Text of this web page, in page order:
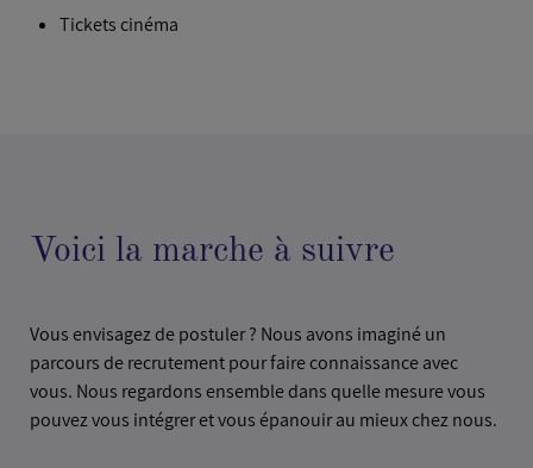
Tickets cinéma
Voici la marche à suivre
Vous envisagez de postuler ? Nous avons imaginé un
parcours de recrutement pour faire connaissance avec
vous. Nous regardons ensemble dans quelle mesure vous
pouvez vous intégrer et vous épanouir au mieux chez nous.